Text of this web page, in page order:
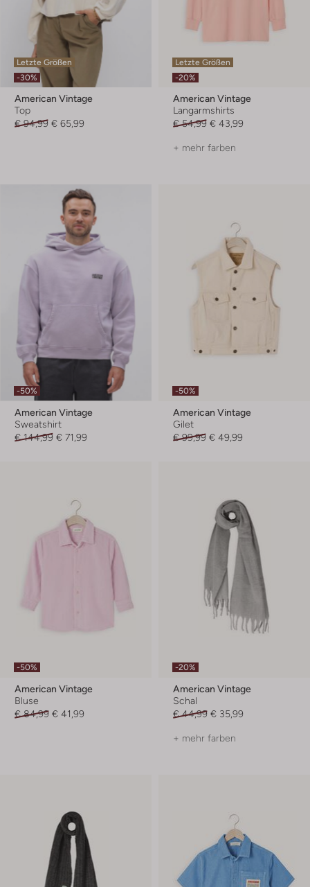
Letzte Größen
-30%
American Vintage
Top
€ 94,99 € 65,99
Letzte Größen
-20%
American Vintage
Langarmshirts
€ 54,99 € 43,99
+ mehr farben
-50%
American Vintage
Sweatshirt
€ 144,99 € 71,99
-50%
American Vintage
Gilet
€ 99,99 € 49,99
-50%
American Vintage
Bluse
€ 84,99 € 41,99
-20%
American Vintage
Schal
€ 44,99 € 35,99
+ mehr farben